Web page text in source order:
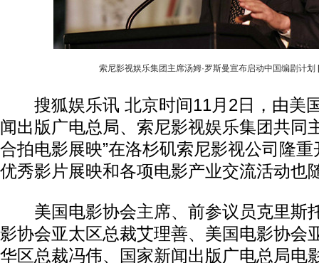
索尼影视娱乐集团主席汤姆·罗斯曼宣布启动中国编剧计划
搜狐娱乐讯 北京时间11月2日，由美
闻出版广电总局、索尼影视娱乐集团共同
合拍电影展映”在洛杉矶索尼影视公司隆
优秀影片展映和各项电影产业交流活动也
美国电影协会主席、前参议员克里斯
影协会亚太区总裁艾理善、美国电影协会
华区总裁冯伟、国家新闻出版广电总局电